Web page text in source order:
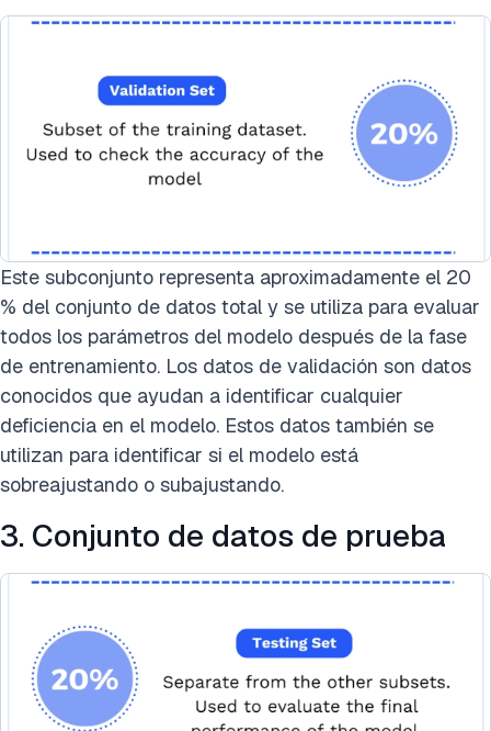
Este subconjunto representa aproximadamente el 20
% del conjunto de datos total y se utiliza para evaluar
todos los parámetros del modelo después de la fase
de entrenamiento. Los datos de validación son datos
conocidos que ayudan a identificar cualquier
deficiencia en el modelo. Estos datos también se
utilizan para identificar si el modelo está
sobreajustando o subajustando.
3. Conjunto de datos de prueba